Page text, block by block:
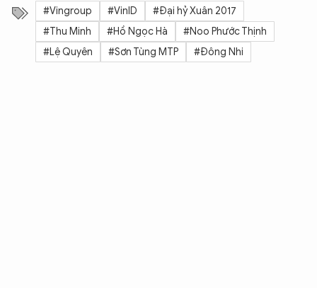
#Vingroup #VinID
#Đại hỷ Xuân 2017
#Thu Minh
#Hồ Ngọc Hà
#Noo Phước Thịnh
#Lệ Quyên
#Sơn Tùng MTP #Đông Nhi